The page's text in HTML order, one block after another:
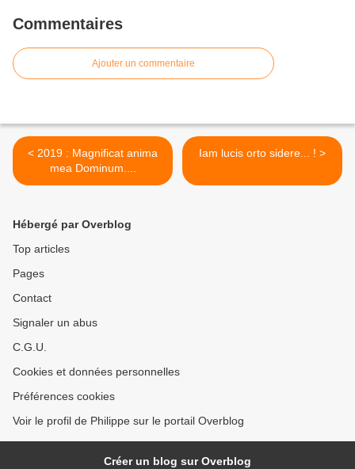
Commentaires
Ajouter un commentaire
< 2019 : Magnificat anima
mea Dominum....
Iam lucis orto sidere... ! >
Hébergé par Overblog
Top articles
Pages
Contact
Signaler un abus
C.G.U.
Cookies et données personnelles
Préférences cookies
Voir le profil de Philippe sur le portail Overblog
Créer un blog sur Overblog